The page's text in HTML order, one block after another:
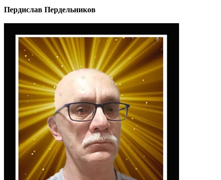
Пердислав Пердельников